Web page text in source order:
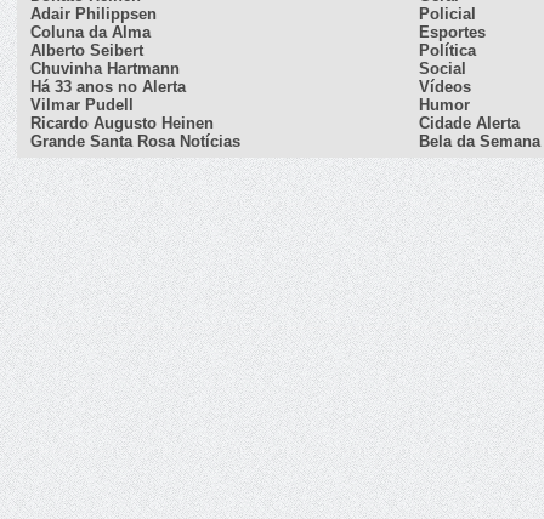
Adair Philippsen
Coluna da Alma
Alberto Seibert
Chuvinha Hartmann
Há 33 anos no Alerta
Vilmar Pudell
Ricardo Augusto Heinen
Grande Santa Rosa Notícias
Policial
Esportes
Política
Social
Vídeos
Humor
Cidade Alerta
Bela da Semana